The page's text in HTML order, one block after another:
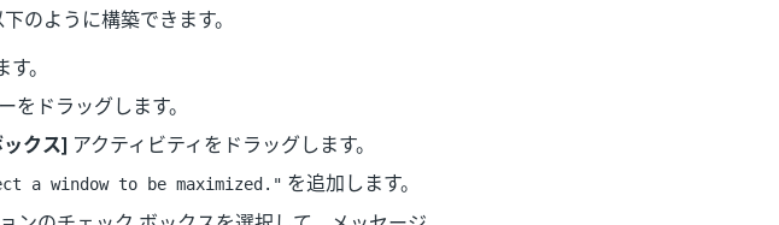
のように構築できます。
。
をドラッグします。
クス] アクティビティをドラッグします。
a window to be maximized." を追加します。